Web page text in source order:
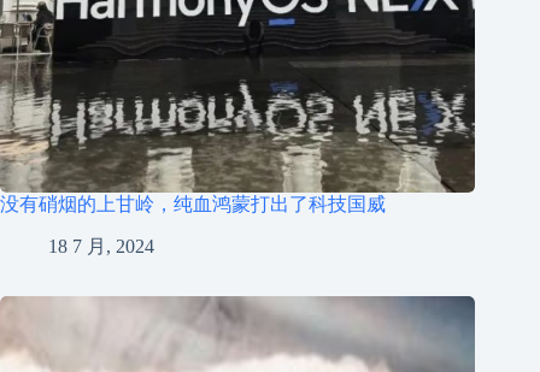
没有硝烟的上甘岭，纯血鸿蒙打出了科技国威
18 7 月, 2024